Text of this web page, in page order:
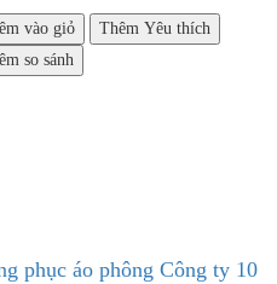
vào giỏ
Thêm Yêu thích
so sánh
phục áo phông Công ty 10